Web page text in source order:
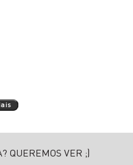
QUEREMOS VER ;)